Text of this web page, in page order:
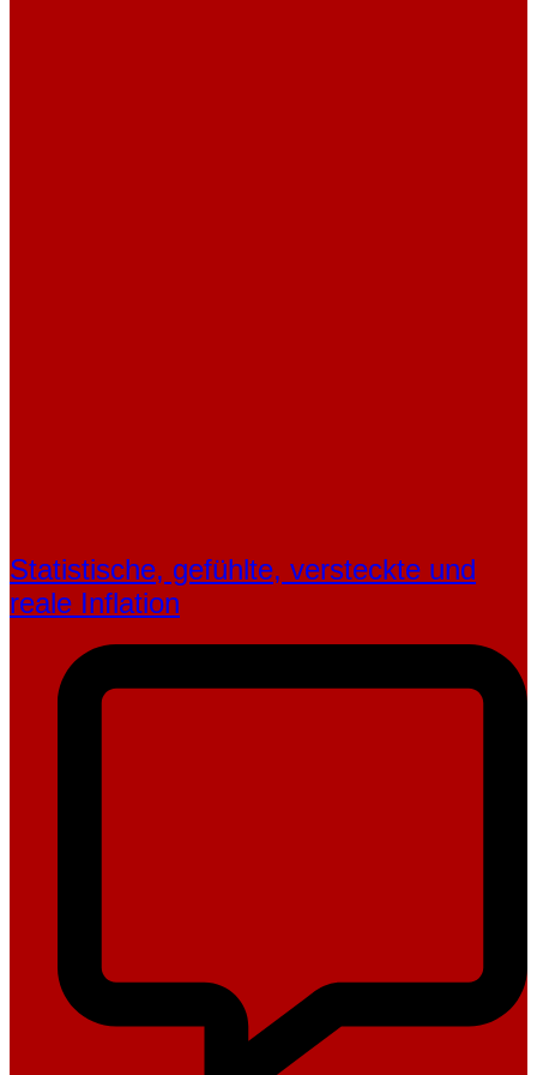
Statistische, gefühlte, ver­steckte und
reale Inflation